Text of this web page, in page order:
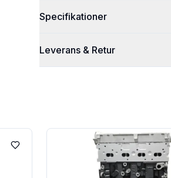
Specifikationer
Leverans & Retur
Lägg till i favoriter